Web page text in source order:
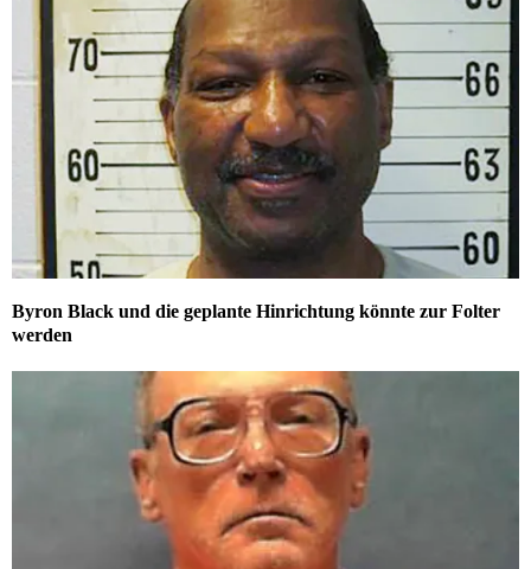
Byron Black und die geplante Hinrichtung könnte zur Folter
werden